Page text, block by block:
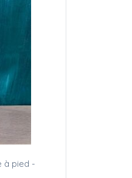
à pied -